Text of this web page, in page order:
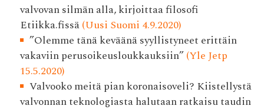
valvovan silmän alla, kirjoittaa filosofi
Etiikka.fissä(Uusi Suomi 4.9.2020)
”Olemme tänä keväänä syyllistyneet erittäin
vakaviin perusoikeusloukkauksiin”(Yle Jetp
15.5.2020)
Valvooko meitä pian korona­isoveli? Kiistellystä
valvonnan teknologiasta halutaan ratkaisu taudin